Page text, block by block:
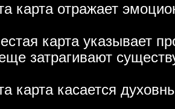
карта отражает
карта указывает
затрагивают
карта касается